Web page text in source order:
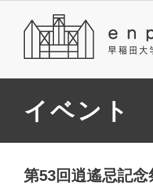
イベント
第53回逍遙忌記念